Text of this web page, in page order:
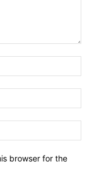
browser for the